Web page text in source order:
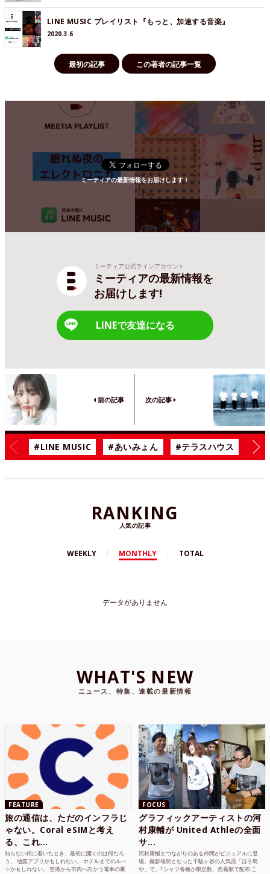
LINE MUSIC プレイリスト『もっと、加速する音楽』
2020.3.6
最初の記事 この著者の記事一覧
ミーティアの最新情報をお届けします！
ミーティア公式ラインアカウント
ミーティアの最新情報を
お届けします!
LINEで友達になる
前の記事 次の記事
#LINE MUSIC #あいみょん #テラスハウス #漫
RANKING
人気の記事
WEEKLY MONTHLY TOTAL
データがありません
WHAT'S NEW
ニュース、特集、連載の最新情報
FEATURE
旅の通信は、ただのインフラじ
ゃない。Coral eSIMと考え
る、これ...
知らない街に着いたとき、最初に開くのは何だろ
う。 地図アプリかもしれない。 ホテルまでのルー
トかもしれない。 空港から市内へ向かう電車の乗
FOCUS
グラフィックアーティストの河
村康輔が United Athleの全面
サ...
河村康輔とつながりのある仲間がビジュアルに登
場。撮影場所となった千駄ヶ谷の人気店「ほそ島
や」で、Tシャツ各種が限定数、先着順で配布 こ